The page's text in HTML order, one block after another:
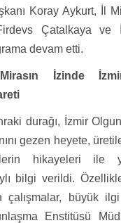
Koray Aykurt, İl
Firdevs Çatalkaya ve
devam etti.
İzinde
durağı, İzmir
gezen heyete,
hikayeleri ile
bilgi verildi.
çalışmalar, büyük
Enstitüsü